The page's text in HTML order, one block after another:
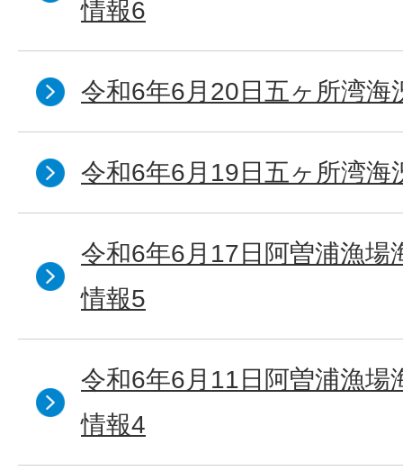
情報6
令和6年6月20日五ヶ所湾海
令和6年6月19日五ヶ所湾海
令和6年6月17日阿曽浦漁場
情報5
令和6年6月11日阿曽浦漁場
情報4